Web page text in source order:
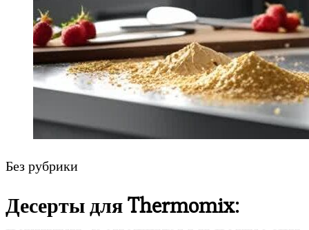
Без рубрики
Десерты для Thermomix: